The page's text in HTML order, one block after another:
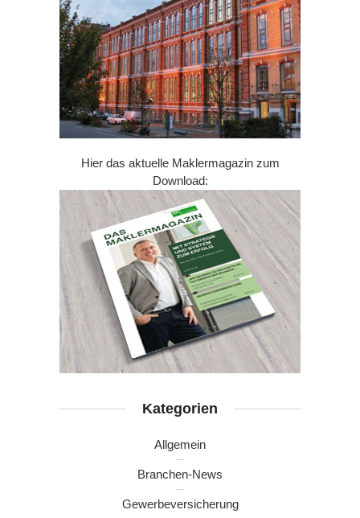
Hier das aktuelle Maklermagazin zum
Download:
Kategorien
Allgemein
Branchen-News
Gewerbeversicherung